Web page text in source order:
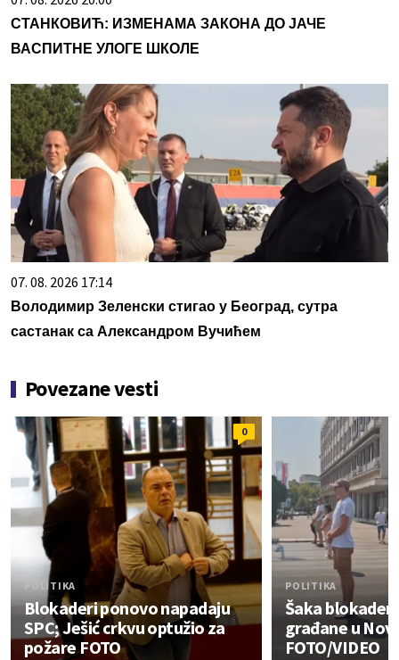
СТАНКОВИЋ: ИЗМЕНАМА ЗАКОНА ДО ЈАЧЕ
ВАСПИТНЕ УЛОГЕ ШКОЛЕ
07. 08. 2026 17:14
Володимир Зеленски стигао у Београд, сутра
састанак са Александром Вучићем
Povezane vesti
0
POLITIKA
Blokaderi ponovo napadaju
SPC; Ješić crkvu optužio za
požare FOTO
POLITIKA
Šaka
građane u
FOTO/VIDEO